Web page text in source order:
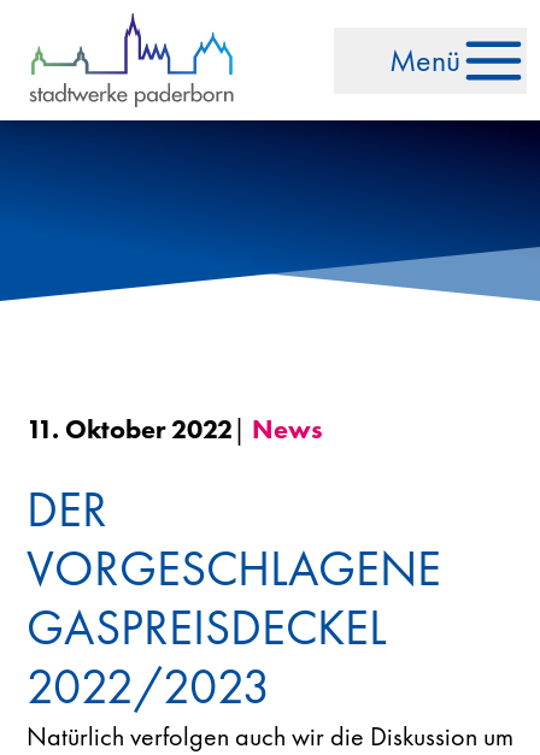
Zum Inhalt springen
Menü
11. Oktober 2022| News
DER
VORGESCHLAGENE
GASPREISDECKEL
2022/2023
Natürlich verfolgen auch wir die Diskussion um